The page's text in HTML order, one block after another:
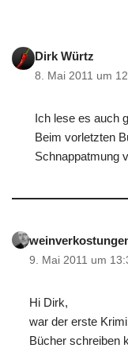
Dirk Würtz
8. Mai 2011 um
Ich lese es auch
Beim vorletzten
Schnappatmung
9. Mai 2011 um
Hi Dirk,
war der erste
Bücher schreiben